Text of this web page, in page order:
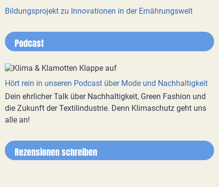
Bildungsprojekt zu Innovationen in der Ernährungswelt
Podcast
Hört rein in unseren Podcast über Mode und Nachhaltigkeit
Dein ehrlicher Talk über Nachhaltigkeit, Green Fashion und
die Zukunft der Textilindustrie. Denn Klimaschutz geht uns
alle an!
Rezensionen schreiben